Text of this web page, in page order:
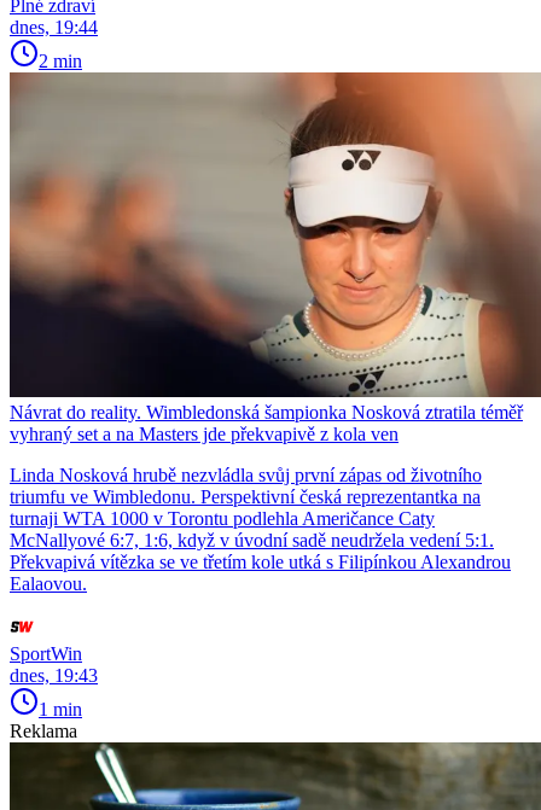
Plné zdraví
dnes, 19:44
2 min
Návrat do reality. Wimbledonská šampionka Nosková ztratila téměř
vyhraný set a na Masters jde překvapivě z kola ven
Linda Nosková hrubě nezvládla svůj první zápas od životního
triumfu ve Wimbledonu. Perspektivní česká reprezentantka na
turnaji WTA 1000 v Torontu podlehla Američance Caty
McNallyové 6:7, 1:6, když v úvodní sadě neudržela vedení 5:1.
Překvapivá vítězka se ve třetím kole utká s Filipínkou Alexandrou
Ealaovou.
SportWin
dnes, 19:43
1 min
Reklama